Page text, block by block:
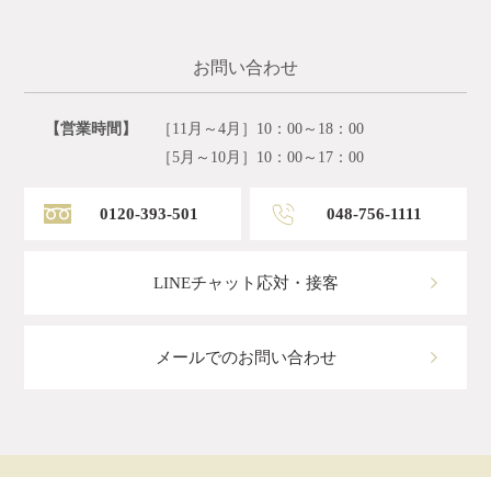
お問い合わせ
【営業時間】
［11月～4月］10：00～18：00
［5月～10月］10：00～17：00
0120-393-501 048-756-1111
LINEチャット応対・接客
メールでのお問い合わせ